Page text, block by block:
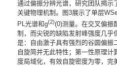
通过偏振分辨光谱，研究团队揭示
关键物理机制。图3展示了单层
PL光谱和g(2)(0)测量。在交叉偏振
制，而尖锐的缺陷发射峰强度几乎
是：自由激子具有强烈的谷圆偏振
自旋简并无此特性；第一性原理
度局域化，有效自旋密度为零，